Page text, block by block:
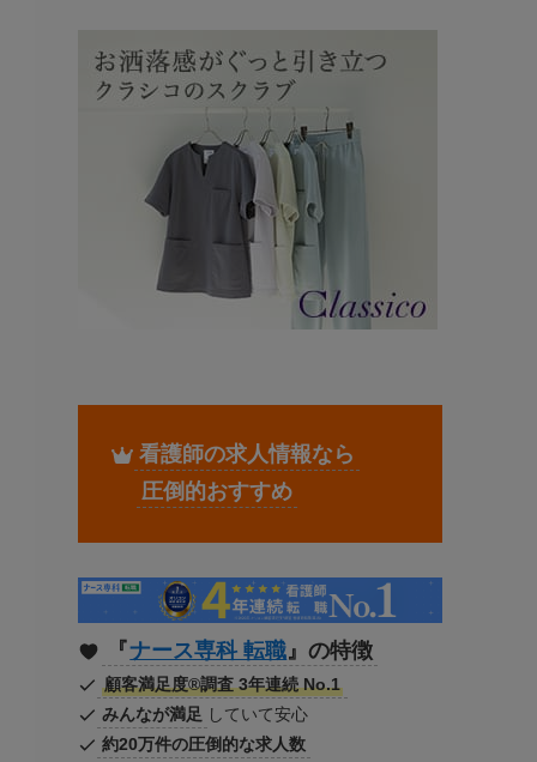
看護師の求人情報なら
圧倒的おすすめ
『ナース専科 転職』の特徴
顧客満足度®調査 3年連続 No.1
みんなが満足 していて安心
約20万件の圧倒的な求人数